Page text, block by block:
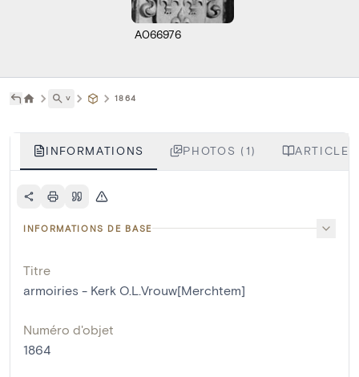
A066976
˅ 1864
INFORMATIONS PHOTOS (1)
INFORMATIONS DE BASE
Titre
armoiries - Kerk O.L.Vrouw[Merchtem]
Numéro d'objet
1864